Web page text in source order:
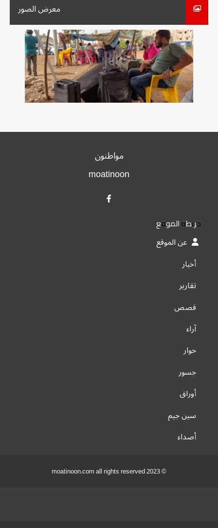
معرض الصور
مواطنون
moatinoon
خريطة الموقع
عن الموقع
أخبار
تقارير
قصص
آراء
حوار
جسور
أوراق
سين جيم
أصداء
© 2023 moatinoon.com all rights reserved